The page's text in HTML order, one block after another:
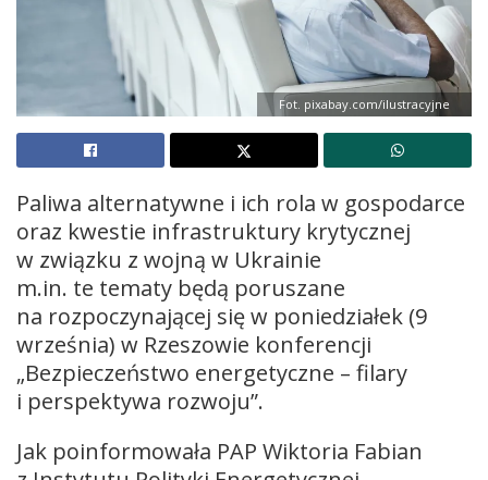
Fot. pixabay.com/ilustracyjne
Paliwa alternatywne i ich rola w gospodarce
oraz kwestie infrastruktury krytycznej
w związku z wojną w Ukrainie
m.in. te tematy będą poruszane
na rozpoczynającej się w poniedziałek (9
września) w Rzeszowie konferencji
„Bezpieczeństwo energetyczne – filary
i perspektywa rozwoju”.
Jak poinformowała PAP Wiktoria Fabian